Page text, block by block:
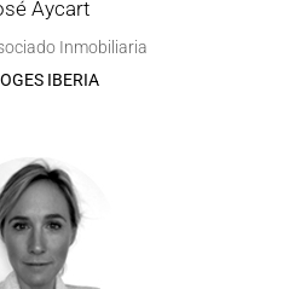
Aycart
Inmobiliaria
IBERIA